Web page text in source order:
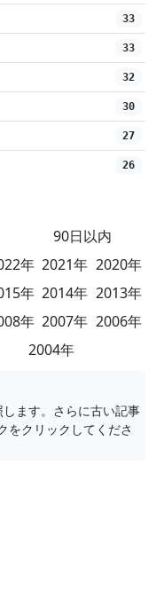
33
33
32
30
27
26
90日以内
年 2021年 2020年
年 2014年 2013年
年 2007年 2006年
2004年
ます。さらに古い記事
をクリックしてくださ